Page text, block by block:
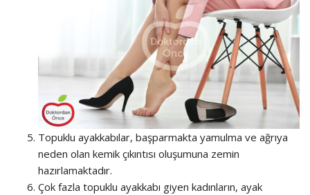
Topuklu ayakkabılar, başparmakta yamulma ve ağrıya
neden olan kemik çıkıntısı oluşumuna zemin
hazırlamaktadır.
Çok fazla topuklu ayakkabı giyen kadınların, ayak